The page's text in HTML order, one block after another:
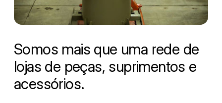
Somos mais que uma rede de
lojas de peças, suprimentos e
acessórios.